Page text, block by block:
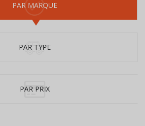
PAR MARQUE
PAR TYPE
PAR PRIX